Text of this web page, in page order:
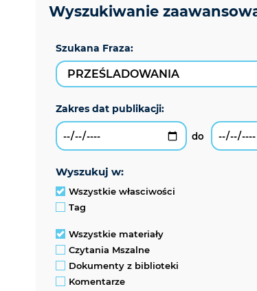
Szukana Fraza:
wyszukuj w:
Wszystkie własciwości
Tag
Wszystkie materiały
Czytania Mszalne
Dokumenty z biblioteki
Komentarze